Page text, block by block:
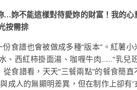
…妳不能這樣對待愛妳的財富！我的心
按需排
份食譜也會被做成多種“版本”。紅薯小
、西紅柿掛面湯、咖喱牛肉……“乳兒
從食譜看，天天“三餐兩點”的餐食簡直
成人的無顯明差異，但在制作上卻有‘